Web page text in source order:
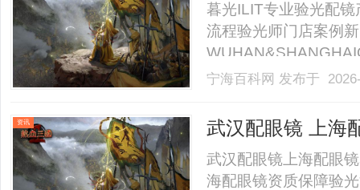
暮光ILIT专业验光配
流程验光师门店案例
业验光配镜的写字楼
40%-60%优惠，兼顾
宁海百科网 发布于
资讯 武汉配眼镜 上海
武汉配眼镜上海配眼
海配眼镜资质保障验